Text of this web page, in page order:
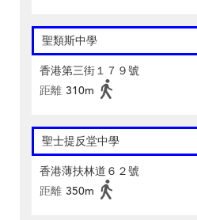
聖類斯中學
香港第三街１７９號
距離 310m
聖士提反堂中學
香港薄扶林道６２號
距離 350m